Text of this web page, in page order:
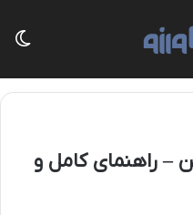
– راهنمای کامل و